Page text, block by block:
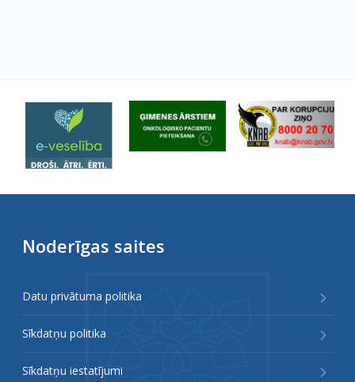
Noderīgas saites
Datu privātuma politika
Sīkdatņu politika
Sīkdatņu iestatījumi